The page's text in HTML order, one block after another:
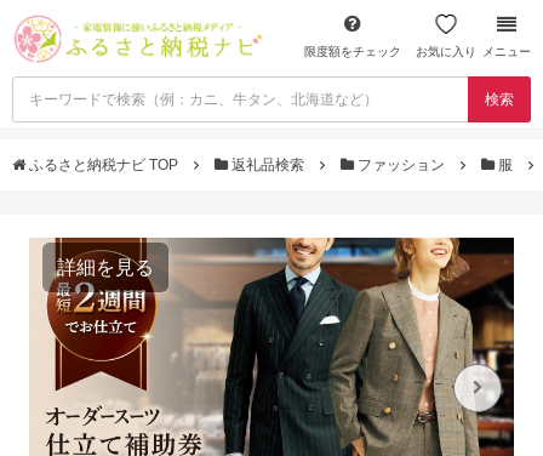
限度額をチェック お気に入り メニュー
検索
ふるさと納税ナビ TOP 返礼品検索 ファッション 服
詳細を見る